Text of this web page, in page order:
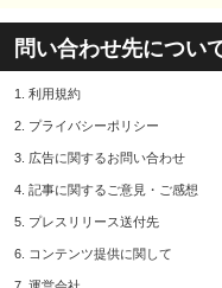
問い合わせ先につい
1. 利用規約
2. プライバシーポリシー
3. 広告に関するお問い合わせ
4. 記事に関するご意見・ご感想
5. プレスリリース送付先
6. コンテンツ提供に関して